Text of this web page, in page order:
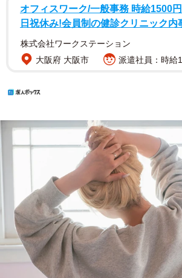
オフィスワーク/一般事務 時給1500
日祝休み!会員制の健診クリニック内
株式会社ワークステーション
大阪府 大阪市
派遣社員：時給